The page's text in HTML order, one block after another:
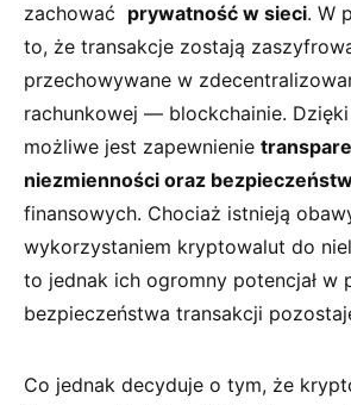
zachować ⁤ prywatność w sieci. W
to, że transakcje zostają
przechowywane w⁣
rachunkowej — blockchainie.
możliwe jest zapewnienie
niezmienności oraz
finansowych. Chociaż istnieją
wykorzystaniem kryptowalut do
to jednak‍ ich ogromny potencjał w
bezpieczeństwa transakcji
Co jednak decyduje o tym, że